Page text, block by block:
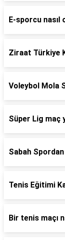
E-sporcu nasıl
Ziraat Türkiye
Voleybol Mola
Süper Lig maç
Sabah
Tenis Eğitimi
Bir tenis maçı